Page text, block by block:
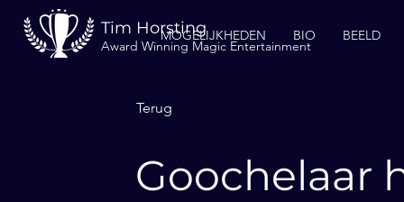
Tim Horsting
Award Winning Magic Entertainment
MOGELIJKHEDEN BIO BEELD
Terug
Goochelaar